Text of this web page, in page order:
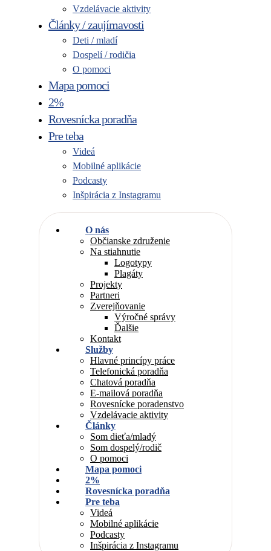
Vzdelávacie aktivity
Články / zaujímavosti
Deti / mladí
Dospelí / rodičia
O pomoci
Mapa pomoci
2%
Rovesnícka poradňa
Pre teba
Videá
Mobilné aplikácie
Podcasty
Inšpirácia z Instagramu
O nás
Občianske združenie
Na stiahnutie
Logotypy
Plagáty
Projekty
Partneri
Zverejňovanie
Výročné správy
Ďalšie
Kontakt
Služby
Hlavné princípy práce
Telefonická poradňa
Chatová poradňa
E-mailová poradňa
Rovesnícke poradenstvo
Vzdelávacie aktivity
Články
Som dieťa/mladý
Som dospelý/rodič
O pomoci
Mapa pomoci
2%
Rovesnícka poradňa
Pre teba
Videá
Mobilné aplikácie
Podcasty
Inšpirácia z Instagramu